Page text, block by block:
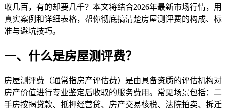
收几百，有的却要几千？本文将结合2026年最新市场行情，用
真实案例和详细表格，帮你彻底搞清楚房屋测评费的构成、标
准与避坑技巧。
一、什么是房屋测评费？
房屋测评费（通常指房产评估费）是由具备资质的评估机构对
房产价值进行专业鉴定后收取的服务费用。常见场景包括：二
手房按揭贷款、抵押经营贷、房产交易核税、法院拍卖、拆迁